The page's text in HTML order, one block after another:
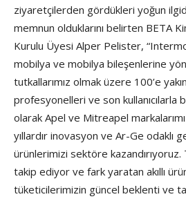
ziyaretçilerden gördükleri yoğun
memnun olduklarını belirten BETA
Kurulu Üyesi Alper Pelister,
mobilya ve mobilya bileşenlerine
tutkallarımız olmak üzere 100’e
profesyonelleri ve son kullanıcılarla
olarak Apel ve Mitreapel
yıllardır inovasyon ve Ar-Ge odaklı
ürünlerimizi sektöre kazandırıyoruz.
takip ediyor ve fark yaratan akıllı
tüketicilerimizin güncel beklenti ve